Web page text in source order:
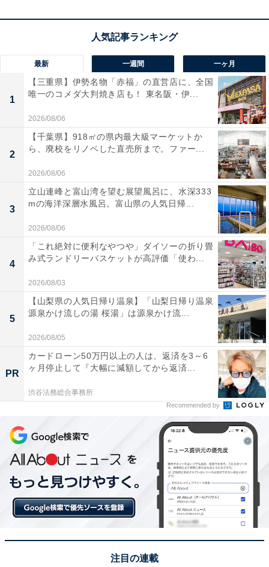
レンチ「WR36DH」に、大容量なマルチボルト蓄電池が
追加されたAmazon.co.jp限定のセットです。最大緩めト
ルクは600N・mを誇り、乗用車のタイヤ交換から工事現
場のボルト締めまで、ストレスなくスピーディーにこな
せます。
さらに、ボルトの締め過ぎを防ぐ「オートストップ機
能」や、緩めすぎる前に自動停止・減速する「オートス
ロー機能」など、
作業の失敗を防ぐインテリジェントな
機能が満載。セットに含まれる「BSL36B18X」は、従
来よりもさらに高出力かつタフになった蓄電池で、連続
作業でもパワーが落ちにくいのが魅力です。プロの現場
を支える機動力と信頼性を、これ以上ない構成で手に入
れられるパッケージですね！
ハイコーキ「WR36DH＋BSL36B18X」の口コミは？
ハイコーキ「WR36DH＋BSL36B18X」には以下のよう
な口コミが寄せられています。
驚くほどパワフルです。今まで苦労していた錆びつ
いたボルトも、これを使えば一瞬で緩みました。本
体が短いので狭い場所でも取り回しが良いです
オートストップ機能が秀逸で、ホイールナットの締
め付け時に安心感があります。スマホアプリと連動
して自分好みに感度を細かく設定できるのも便利で
すね
大容量バッテリーとのセットなので、一日中現場で
使っても余裕があります。Bluetooth搭載バッテリー
最新 一週間 一ヶ月
1
【三重県】伊勢名物「赤福」の直営店に、全国
唯一のコメダ大判焼き店も！ 東名阪・伊...
2026/08/06
2
【千葉県】918㎡の県内最大級マーケットか
ら、廃校をリノベした直売所まで。ファー...
2026/08/06
3
立山連峰と富山湾を望む展望風呂に、水深333
mの海洋深層水風呂。富山県の人気日帰...
2026/08/06
4
「これ絶対に便利なやつや」ダイソーの折り畳
み式ランドリーバスケットが高評価「使わ...
2026/08/03
5
【山梨県の人気日帰り温泉】「山梨日帰り温泉
源泉かけ流しの湯 桜湯」は源泉かけ流...
2026/08/05
PR
カードローン50万円以上の人は、返済を3～6
ヶ月停止して『大幅に減額してから返済...
渋谷法務総合事務所
Recommended by
注目の連載